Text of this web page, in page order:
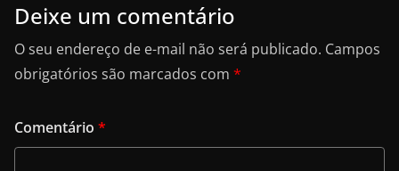
Deixe um comentário
O seu endereço de e-mail não será publicado. Campos
obrigatórios são marcados com *
Comentário *